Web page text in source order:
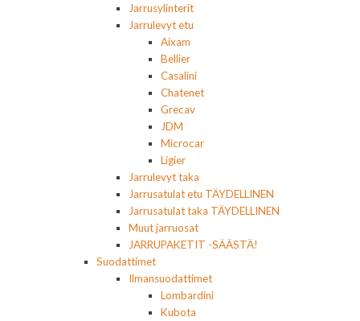
Jarrusylinterit
Jarrulevyt etu
Aixam
Bellier
Casalini
Chatenet
Grecav
JDM
Microcar
Ligier
Jarrulevyt taka
Jarrusatulat etu TÄYDELLINEN
Jarrusatulat taka TÄYDELLINEN
Muut jarruosat
JARRUPAKETIT -SÄÄSTÄ!
Suodattimet
Ilmansuodattimet
Lombardini
Kubota